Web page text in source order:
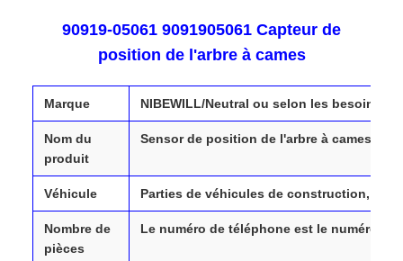
90919-05061 9091905061 Capteur de
position de l'arbre à cames
Marque NIBEWILL/Neutral ou selon les besoins
Nom du
produit
Sensor de position de l'arbre à cames
Véhicule Parties de véhicules de construction, de
Nombre de
pièces
Le numéro de téléphone est le numéro